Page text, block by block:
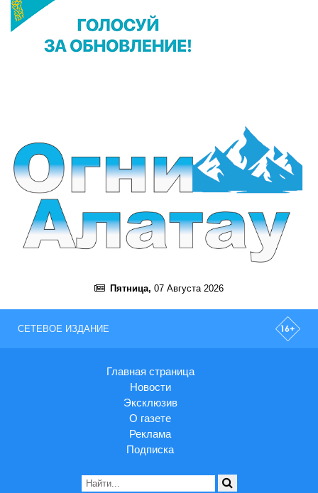
Пятница, 07 Августа 2026
СЕТЕВОЕ ИЗДАНИЕ
Главная страница
Новости
Эксклюзив
О газете
Реклама
Подписка